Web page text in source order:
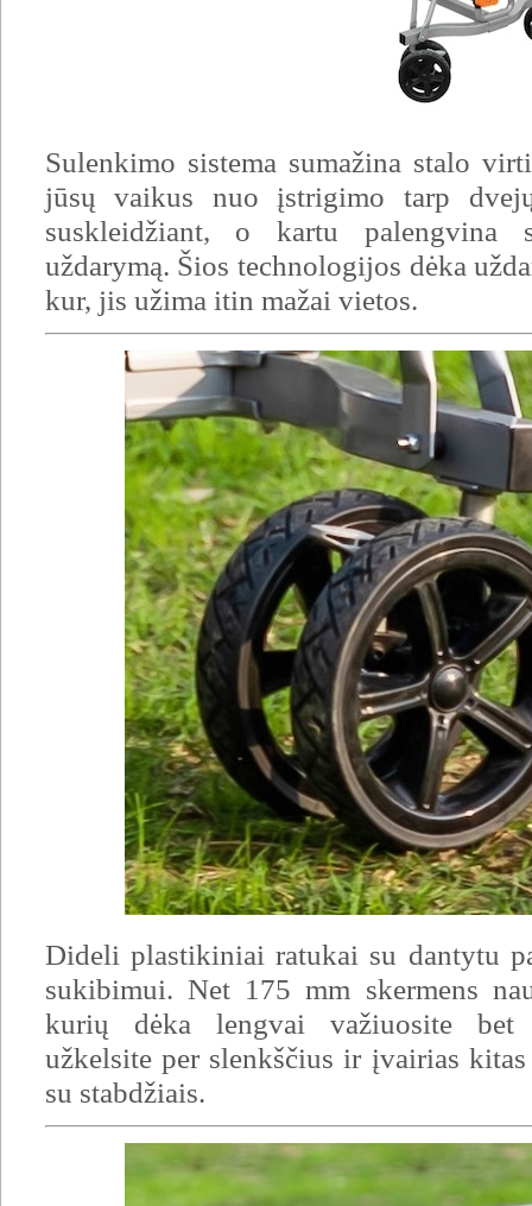
Sulenkimo sistema sumažina stalo
jūsų vaikus nuo įstrigimo tarp
suskleidžiant, o kartu palengvina
uždarymą. Šios technologijos dėka
kur, jis užima itin mažai vietos.
Dideli plastikiniai ratukai su dantytu
sukibimui. Net 175 mm skermens
kurių dėka lengvai važiuosite bet
užkelsite per slenkščius ir įvairias
su stabdžiais.